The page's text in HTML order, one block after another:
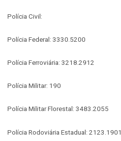
Polícia Civil:
Polícia Federal: 3330.5200
Polícia Ferroviária: 3218.2912
Polícia Militar: 190
Polícia Militar Florestal: 3483.2055
Polícia Rodoviária Estadual: 2123.1901